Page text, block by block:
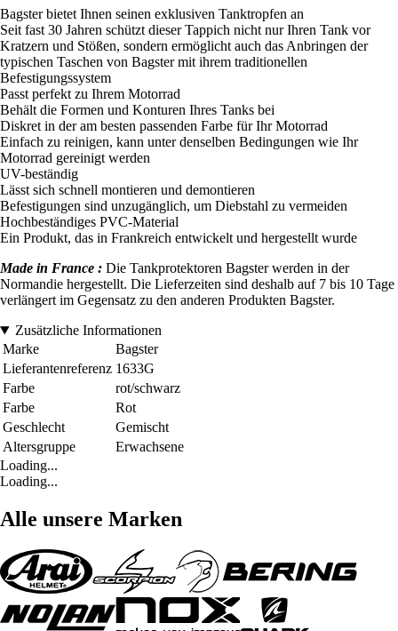
Bagster bietet Ihnen seinen exklusiven Tanktropfen an
Seit fast 30 Jahren schützt dieser Tappich nicht nur Ihren Tank vor
Kratzern und Stößen, sondern ermöglicht auch das Anbringen der
typischen Taschen von Bagster mit ihrem traditionellen
Befestigungssystem
Passt perfekt zu Ihrem Motorrad
Behält die Formen und Konturen Ihres Tanks bei
Diskret in der am besten passenden Farbe für Ihr Motorrad
Einfach zu reinigen, kann unter denselben Bedingungen wie Ihr
Motorrad gereinigt werden
UV-beständig
Lässt sich schnell montieren und demontieren
Befestigungen sind unzugänglich, um Diebstahl zu vermeiden
Hochbeständiges PVC-Material
Ein Produkt, das in Frankreich entwickelt und hergestellt wurde
Made in France : Die Tankprotektoren Bagster werden in der
Normandie hergestellt. Die Lieferzeiten sind deshalb auf 7 bis 10 Tage
verlängert im Gegensatz zu den anderen Produkten Bagster.
Zusätzliche Informationen
Marke
Bagster
Lieferantenreferenz 1633G
Farbe
rot/schwarz
Farbe
Rot
Geschlecht
Gemischt
Altersgruppe
Erwachsene
Loading...
Loading...
Alle unsere Marken